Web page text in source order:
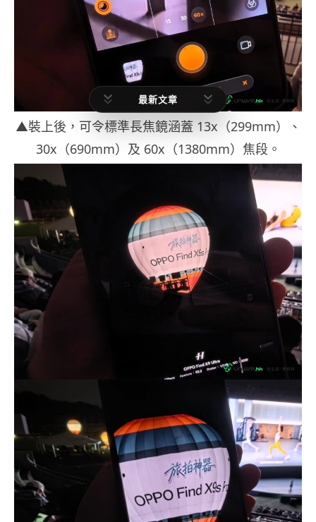
▲裝上後，可令標準長焦鏡涵蓋 13x（299mm）、
30x（690mm）及 60x（1380mm）焦段。
最新文章